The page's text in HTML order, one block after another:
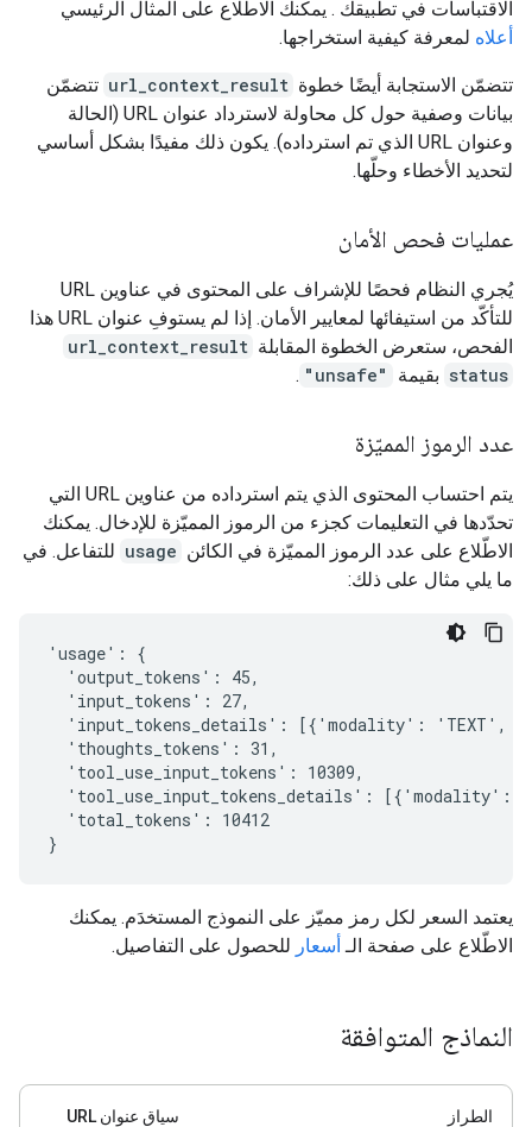
الاقتباسات في تطبيقك . يمكنك الاطّلاع على المثال الرئيسي
أعلاه لمعرفة كيفية استخراجها.
تتضمّن الاستجابة أيضًا خطوة url_context_result تتضمّن
بيانات وصفية حول كل محاولة لاسترداد عنوان URL (الحالة
وعنوان URL الذي تم استرداده). يكون ذلك مفيدًا بشكل أساسي
لتحديد الأخطاء وحلّها.
عمليات فحص الأمان
يُجري النظام فحصًا للإشراف على المحتوى في عناوين URL
للتأكّد من استيفائها لمعايير الأمان. إذا لم يستوفِ عنوان URL هذا
الفحص، ستعرض الخطوة المقابلة url_context_result
status بقيمة "unsafe"
.
عدد الرموز المميّزة
يتم احتساب المحتوى الذي يتم استرداده من عناوين URL التي
تحدّدها في التعليمات كجزء من الرموز المميّزة للإدخال. يمكنك
الاطّلاع على عدد الرموز المميّزة في الكائن usage للتفاعل. في
ما يلي مثال على ذلك:
'usage': {
  'output_tokens': 45,
  'input_tokens': 27,
'input_tokens_details': [{'modality': 'TEXT',
  'thoughts_tokens': 31,
  'tool_use_input_tokens': 10309,
'tool_use_input_tokens_details': [{'modality':
  'total_tokens': 10412
يعتمد السعر لكل رمز مميّز على النموذج المستخدَم. يمكنك
الاطّلاع على صفحة الـ أسعار للحصول على التفاصيل.
النماذج المتوافقة
الطراز سياق عنوان URL